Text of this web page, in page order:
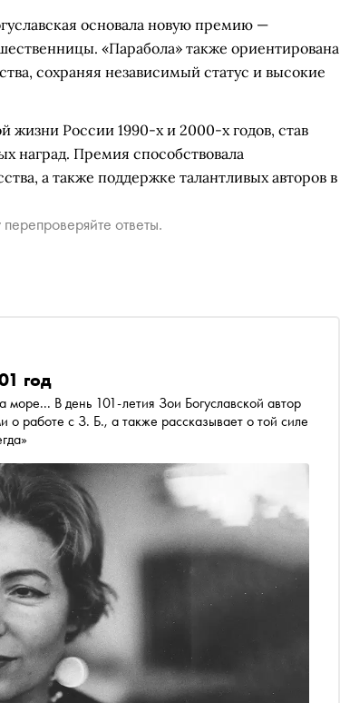
основала новую премию —
«Парабола» также ориентирована
сохраняя независимый статус и высокие
жизни России 1990-х и 2000-х годов, став
наград. Премия способствовала
а также поддержке талантливых авторов в
ответы.
год
В день 101-летия Зои Богуславской автор
работе с З. Б., а также рассказывает о той силе